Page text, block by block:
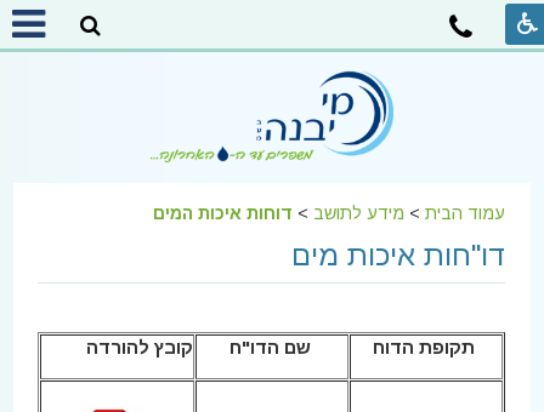
עמוד הבית> מידע לתושב > דוחות איכות המים
דו"חות איכות מים
תקופת הדוח שם הדו"ח קובץ להורדה